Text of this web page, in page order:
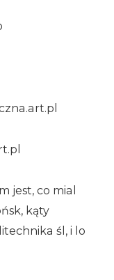
jest, co mial
kąty
śl, i lo